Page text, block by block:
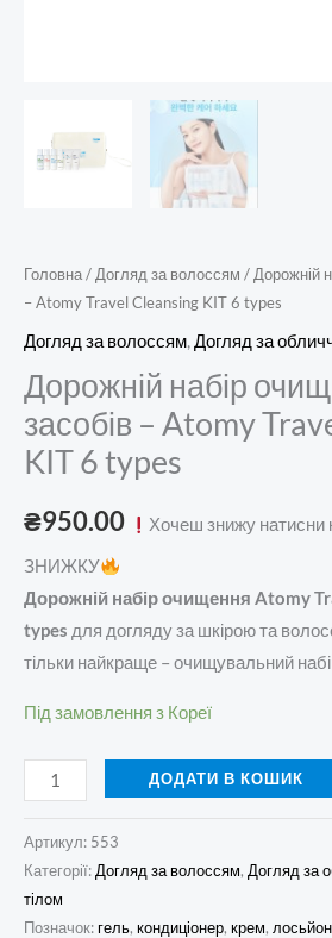
Головна/Догляд за волоссям / Дорожній
– Atomy Travel Cleansing KIT 6 types
Догляд за волоссям,Догляд за
Дорожній набір
засобів – Atomy
KIT 6 types
₴950.00 Хочеш знижу натисни
ЗНИЖКУ
Дорожній набір очищення Atomy
types для догляду за шкірою та
тільки найкраще – очищувальний
Під замовлення з Кореї
ДОДАТИ В КОШИК
Артикул: 553
Категорії: Догляд за волоссям, Догляд за
тілом
Позначок:гель, кондиціонер, крем, лосьйон